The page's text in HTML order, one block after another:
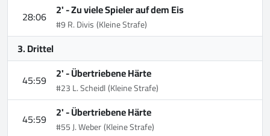
28:06 2' -Zu viele Spieler auf dem Eis
#9 R. Divis(Kleine Strafe)
3. Drittel
45:59 2' -Übertriebene Härte
#23 L. Scheidl(Kleine Strafe)
45:59 2' -Übertriebene Härte
#55 J. Weber(Kleine Strafe)